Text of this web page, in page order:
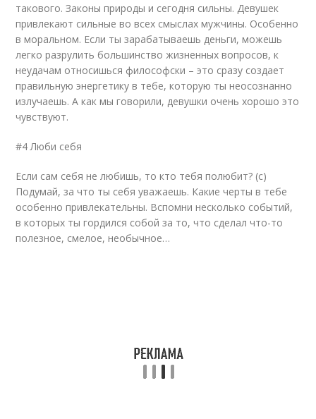
такового. Законы природы и сегодня сильны. Девушек
привлекают сильные во всех смыслах мужчины. Особенно
в моральном. Если ты зарабатываешь деньги, можешь
легко разрулить большинство жизненных вопросов, к
неудачам относишься философски – это сразу создает
правильную энергетику в тебе, которую ты неосознанно
излучаешь. А как мы говорили, девушки очень хорошо это
чувствуют.
#4 Люби себя
Если сам себя не любишь, то кто тебя полюбит? (с)
Подумай, за что ты себя уважаешь. Какие черты в тебе
особенно привлекательны. Вспомни несколько событий,
в которых ты гордился собой за то, что сделал что-то
полезное, смелое, необычное…